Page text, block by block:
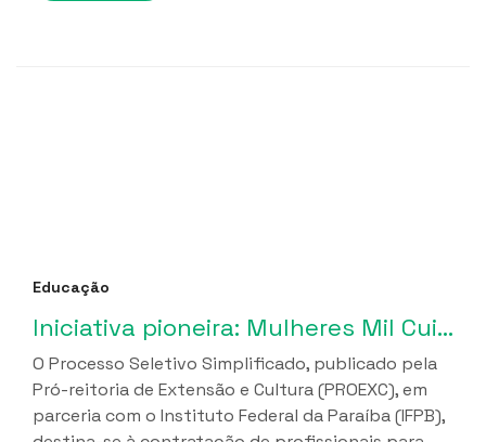
Educação
Iniciativa pioneira: Mulheres Mil Cuidados lança seleção de profissionais para implantação de Cuidotecas na Paraíba
O Processo Seletivo Simplificado, publicado pela
Pró-reitoria de Extensão e Cultura (PROEXC), em
parceria com o Instituto Federal da Paraíba (IFPB),